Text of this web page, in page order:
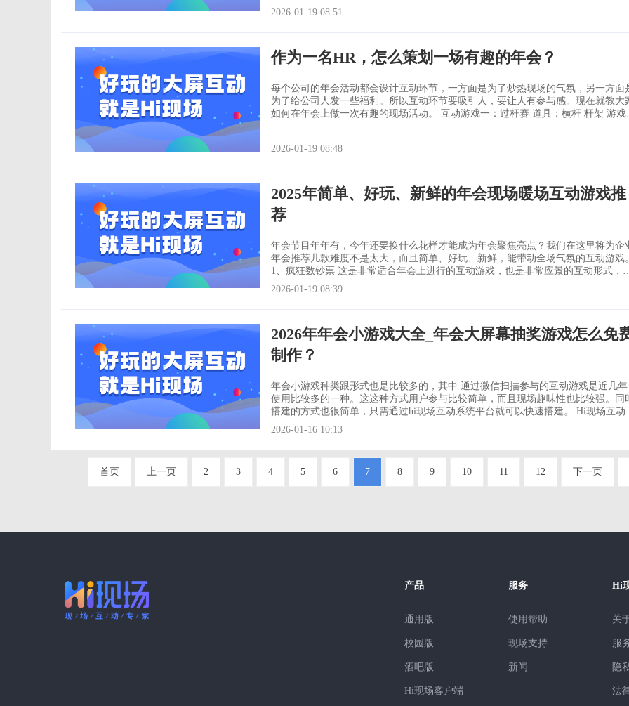
流沟通，拉近彼此距离。(主持人用语言拉动各个桌和员工直接的交流。主持人发
挥。) 19：20——19：40：游戏：七八·九用具：两粒骰子，一
2026-01-19 08:51
作为一名HR，怎么策划一场有趣的年会？
每个公司的年会活动都会设计互动环节，一方面是为了炒热现场的气氛，另一方面
为了给公司人发一些福利。所以互动环节要吸引人，要让人有参与感。现在就教大
如何在年会上做一次有趣的现场活动。 互动游戏一：过杆赛 道具：横杆 杆架 游戏规
降，最
2026-01-19 08:48
2025年简单、好玩、新鲜的年会现场暖场互动游戏推
荐
年会节目年年有，今年还要换什么花样才能成为年会聚焦亮点？我们在这里将为企
年会推荐几款难度不是太大，而且简单、好玩、新鲜，能带动全场气氛的互动游戏。
1、疯狂数钞票 这是非常适合年会上进行的互动游戏，也是非常应景的互动形式，现
场用户使用微信扫描大屏幕上的参与二维码后等待游戏开始。待主持人宣布活动开始
后，不停的滑动手机屏幕上的钱，看谁数得多，则排名越靠前，大屏幕上也会同步显
2026-01-19 08:39
2026年年会小游戏大全_年会大屏幕抽奖游戏怎么免
制作？
年会小游戏种类跟形式也是比较多的，其中 通过微信扫描参与的互动游戏是近几年
使用比较多的一种。这这种方式用户参与比较简单，而且现场趣味性也比较强。同
搭建的方式也很简单，只需通过hi现场互动系统平台就可以快速搭建。 Hi现场互动是
一款简单、免费、好玩的现场互动大屏幕制作工具，给活动现场来宾带来科技、炫
酷、便捷的互动新体验的现场互动大屏服务软件。 借助微信平台，hi现场互动为大屏
2026-01-16 10:13
首页 上一页 2 3 4 5 6 7 8 9 10 11 12 下一页
产品
通用版
校园版
酒吧版
Hi现场客户端
服务
使用帮助
现场支持
新闻
Hi
关
服
隐
法